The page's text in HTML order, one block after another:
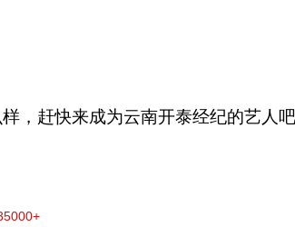
，赶快来成为云南开泰经纪的艺人